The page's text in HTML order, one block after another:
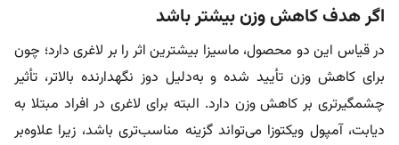
اگر هدف کاهش وزن بیشتر باشد
در قیاس این دو محصول، ماسیزا بیشترین اثر را بر لاغری دارد؛ چون
برای کاهش وزن تأیید شده و به‌دلیل دوز نگهدارنده بالاتر، تأثیر
چشمگیرتری بر کاهش وزن دارد. البته برای لاغری در افراد مبتلا به
دیابت، آمپول ویکتوزا می‌تواند گزینه مناسب‌تری باشد، زیرا علاوه‌بر